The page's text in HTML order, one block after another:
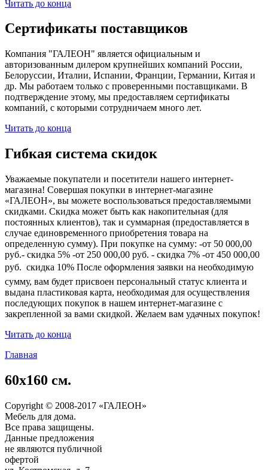
Читать до конца
Сертификаты поставщиков
Компания "ГАЛЕОН" является официальным и
авторизованным дилером крупнейших компаний России,
Белоруссии, Италии, Испании, Франции, Германии, Китая и
др. Мы работаем только с проверенными поставщиками. В
подтверждение этому, мы предоставляем сертификаты
компаний, с которыми сотрудничаем много лет.
Читать до конца
Гибкая система скидок
Уважаемые покупатели и посетители нашего интернет-
магазина! Совершая покупки в интернет-магазине
«ГАЛЕОН», вы можете воспользоваться предоставляемыми
скидками. Скидка может быть как накопительная (для
постоянных клиентов), так и суммарная (предоставляется в
случае единовременного приобретения товара на
определенную сумму). При покупке на сумму: -от 50 000,00
руб.- скидка 5% -от 250 000,00 руб. - скидка 7% -от 450 000,00
руб.  скидка 10% После оформления заявки на необходимую
сумму, вам будет присвоен персональный статус клиента и
выдана пластиковая карта, необходимая для осуществления
последующих покупок в нашем интернет-магазине с
закрепленной за вами скидкой. Желаем вам удачных покупок!
Читать до конца
Главная
60х160 см.
Copyright © 2008-2017 «ГАЛЕОН»
Мебель для дома.
Все права защищены.
Данные предложения
не являются публичной
офертой